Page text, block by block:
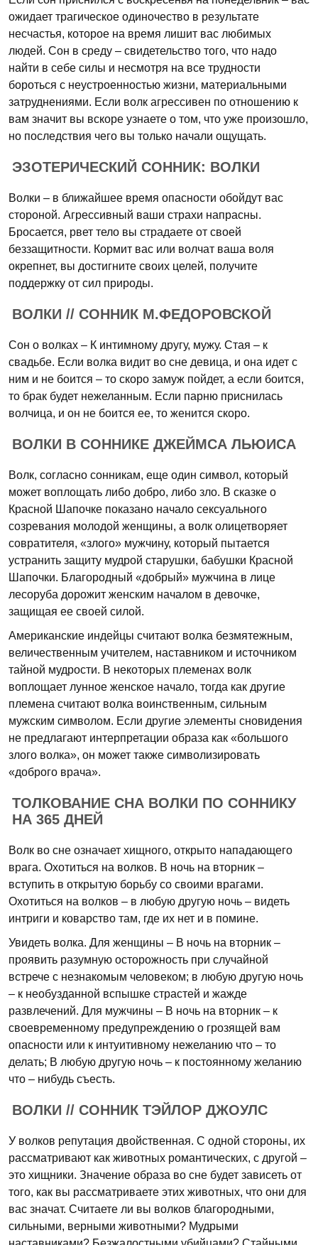
ожидает трагическое одиночество в результате
несчастья, которое на время лишит вас любимых
людей. Сон в среду – свидетельство того, что надо
найти в себе силы и несмотря на все трудности
бороться с неустроенностью жизни, материальными
затруднениями. Если волк агрессивен по отношению к
вам значит вы вскоре узнаете о том, что уже произошло,
но последствия чего вы только начали ощущать.
ЭЗОТЕРИЧЕСКИЙ СОННИК: ВОЛКИ
Волки – в ближайшее время опасности обойдут вас
стороной. Агрессивный ваши страхи напрасны.
Бросается, рвет тело вы страдаете от своей
беззащитности. Кормит вас или волчат ваша воля
окрепнет, вы достигните своих целей, получите
поддержку от сил природы.
ВОЛКИ // СОННИК М.ФЕДОРОВСКОЙ
Сон о волках – К интимному другу, мужу. Стая – к
свадьбе. Если волка видит во сне девица, и она идет с
ним и не боится – то скоро замуж пойдет, а если боится,
то брак будет нежеланным. Если парню приснилась
волчица, и он не боится ее, то женится скоро.
ВОЛКИ В СОННИКЕ ДЖЕЙМСА ЛЬЮИСА
Волк, согласно сонникам, еще один символ, который
может воплощать либо добро, либо зло. В сказке о
Красной Шапочке показано начало сексуального
созревания молодой женщины, а волк олицетворяет
совратителя, «злого» мужчину, который пытается
устранить защиту мудрой старушки, бабушки Красной
Шапочки. Благородный «добрый» мужчина в лице
лесоруба дорожит женским началом в девочке,
защищая ее своей силой.
Американские индейцы считают волка безмятежным,
величественным учителем, наставником и источником
тайной мудрости. В некоторых племенах волк
воплощает лунное женское начало, тогда как другие
племена считают волка воинственным, сильным
мужским символом. Если другие элементы сновидения
не предлагают интерпретации образа как «большого
злого волка», он может также символизировать
«доброго врача».
ТОЛКОВАНИЕ СНА ВОЛКИ ПО СОННИКУ
НА 365 ДНЕЙ
Волк во сне означает хищного, открыто нападающего
врага. Охотиться на волков. В ночь на вторник –
вступить в открытую борьбу со своими врагами.
Охотиться на волков – в любую другую ночь – видеть
интриги и коварство там, где их нет и в помине.
Увидеть волка. Для женщины – В ночь на вторник –
проявить разумную осторожность при случайной
встрече с незнакомым человеком; в любую другую ночь
– к необузданной вспышке страстей и жажде
развлечений. Для мужчины – В ночь на вторник – к
своевременному предупреждению о грозящей вам
опасности или к интуитивному нежеланию что – то
делать; В любую другую ночь – к постоянному желанию
что – нибудь съесть.
ВОЛКИ // СОННИК ТЭЙЛОР ДЖОУЛС
У волков репутация двойственная. С одной стороны, их
рассматривают как животных романтических, с другой –
это хищники. Значение образа во сне будет зависеть от
того, как вы рассматриваете этих животных, что они для
вас значат. Считаете ли вы волков благородными,
сильными, верными животными? Мудрыми